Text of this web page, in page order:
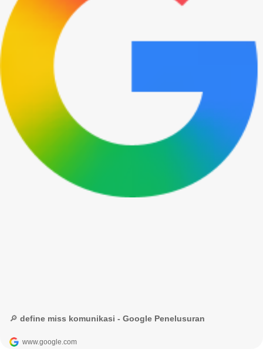
🔎 define miss komunikasi - Google Penelusuran
www.google.com